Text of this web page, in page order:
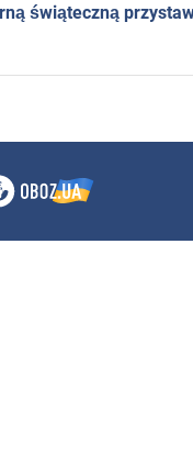
świąteczną